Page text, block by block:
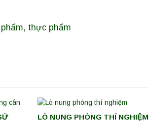
thực phẩm
LÒ NUNG PHÒNG THÍ NGHIỆM